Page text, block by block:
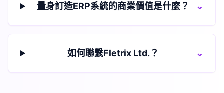
量身訂造ERP系統的商業價值是什麼？ ⌄
如何聯繫Fletrix Ltd.？ ⌄